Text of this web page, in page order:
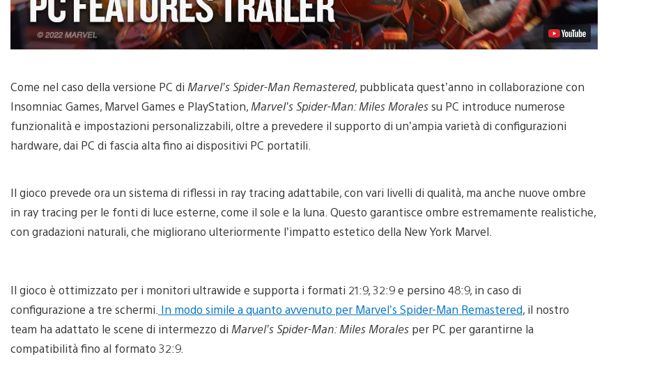
Come nel caso della versione PC di Marvel’s Spider-Man Remastered, pubblicata quest’anno in collaborazione con
Insomniac Games, Marvel Games e PlayStation, Marvel’s Spider-Man: Miles Moralessu PC introduce numerose
funzionalità e impostazioni personalizzabili, oltre a prevedere il supporto di un’ampia varietà di configurazioni
hardware, dai PC di fascia alta fino ai dispositivi PC portatili.
Il gioco prevede ora un sistema di riflessi in ray tracing adattabile, con vari livelli di qualità, ma anche nuove ombre
in ray tracing per le fonti di luce esterne, come il sole e la luna. Questo garantisce ombre estremamente realistiche,
con gradazioni naturali, che migliorano ulteriormente l’impatto estetico della New York Marvel.
Il gioco è ottimizzato per i monitori ultrawide e supporta i formati 21:9, 32:9 e persino 48:9, in caso di
configurazione a tre schermi. In modo simile a quanto avvenuto per Marvel’s Spider-Man Remastered, il nostro
team ha adattato le scene di intermezzo di Marvel’s Spider-Man: Miles Morales per PC per garantirne la
compatibilità fino al formato 32:9.